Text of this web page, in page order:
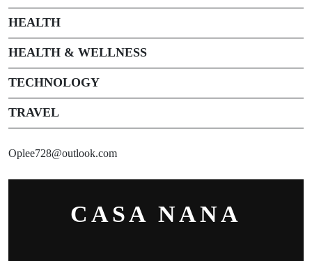
HEALTH
HEALTH & WELLNESS
TECHNOLOGY
TRAVEL
Oplee728@outlook.com
CASA NANA